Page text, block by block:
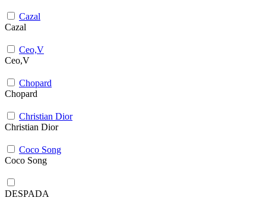
Cazal
Cazal
Ceo,V
Ceo,V
Chopard
Chopard
Christian Dior
Christian Dior
Coco Song
Coco Song
DESPADA